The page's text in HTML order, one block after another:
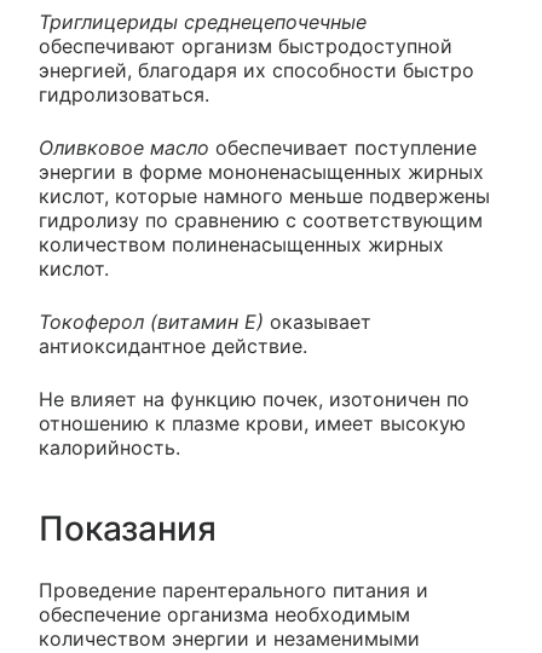
Триглицериды среднецепочечные
обеспечивают организм быстродоступной
энергией, благодаря их способности быстро
гидролизоваться.
Оливковое масло обеспечивает поступление
энергии в форме мононенасыщенных жирных
кислот, которые намного меньше подвержены
гидролизу по сравнению с соответствующим
количеством полиненасыщенных жирных
кислот.
Токоферол (витамин Е) оказывает
антиоксидантное действие.
Не влияет на функцию почек, изотоничен по
отношению к плазме крови, имеет высокую
калорийность.
Показания
Проведение парентерального питания и
обеспечение организма необходимым
количеством энергии и незаменимыми